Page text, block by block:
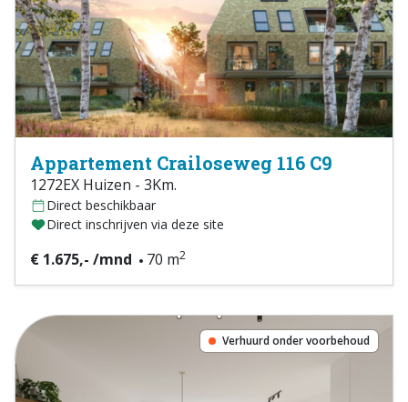
Appartement Crailoseweg 116 C9
1272EX Huizen - 3Km.
Direct beschikbaar
Direct inschrijven via deze site
€ 1.675,- /mnd 70 m2
Verhuurd onder voorbehoud